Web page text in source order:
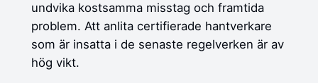
undvika kostsamma misstag och framtida
problem. Att anlita certifierade hantverkare
som är insatta i de senaste regelverken är av
hög vikt.